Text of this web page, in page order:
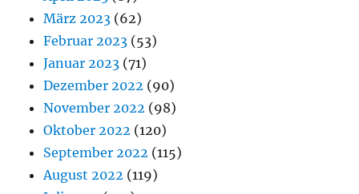
März 2023 (62)
Februar 2023 (53)
Januar 2023 (71)
Dezember 2022 (90)
November 2022 (98)
Oktober 2022 (120)
September 2022 (115)
August 2022 (119)